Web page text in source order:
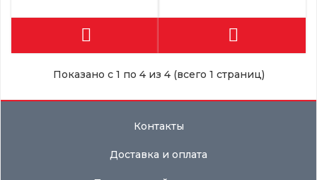
Показано с 1 по 4 из 4 (всего 1 страниц)
Контакты
Доставка и оплата